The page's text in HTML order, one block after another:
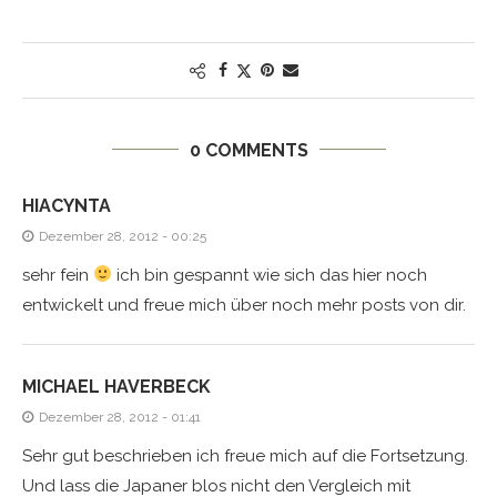
0 COMMENTS
HIACYNTA
Dezember 28, 2012 - 00:25
sehr fein
ich bin gespannt wie sich das hier noch
entwickelt und freue mich über noch mehr posts von dir.
MICHAEL HAVERBECK
Dezember 28, 2012 - 01:41
Sehr gut beschrieben ich freue mich auf die Fortsetzung.
Und lass die Japaner blos nicht den Vergleich mit